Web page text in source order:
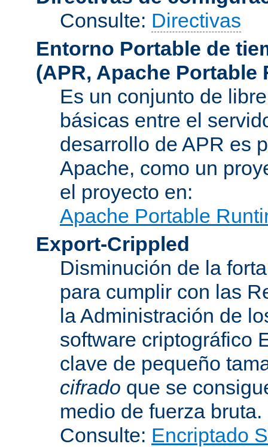
Consulte: Directivas
Entorno Portable de
(APR, Apache Portable
Es un conjunto de
básicas entre el
desarrollo de APR es
Apache, como un
el proyecto en:
Apache Portable
Export-Crippled
Disminución de la
para cumplir con las
la Administración de
software criptográfico
clave de pequeño
cifrado que se
medio de fuerza bruta.
Consulte: Encriptado